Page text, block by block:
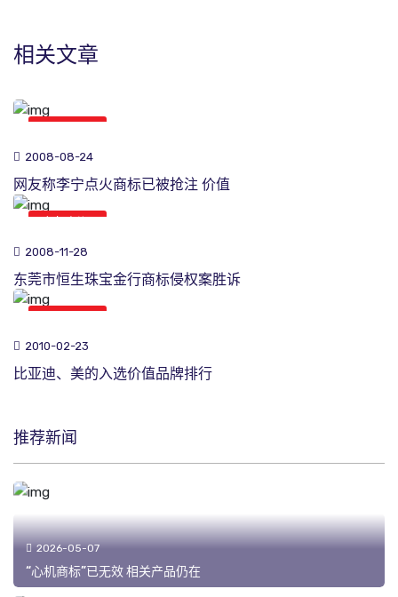
相关文章
2008-08-24
网友称李宁点火商标已被抢注 价值
2008-11-28
东莞市恒生珠宝金行商标侵权案胜诉
2010-02-23
比亚迪、美的入选价值品牌排行
推荐新闻
2026-05-07
“心机商标”已无效 相关产品仍在